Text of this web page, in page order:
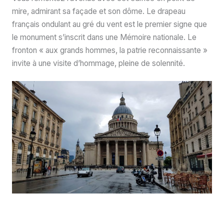
mire, admirant sa façade et son dôme. Le drapeau
français ondulant au gré du vent est le premier signe que
le monument s’inscrit dans une Mémoire nationale. Le
fronton « aux grands hommes, la patrie reconnaissante »
invite à une visite d’hommage, pleine de solennité.